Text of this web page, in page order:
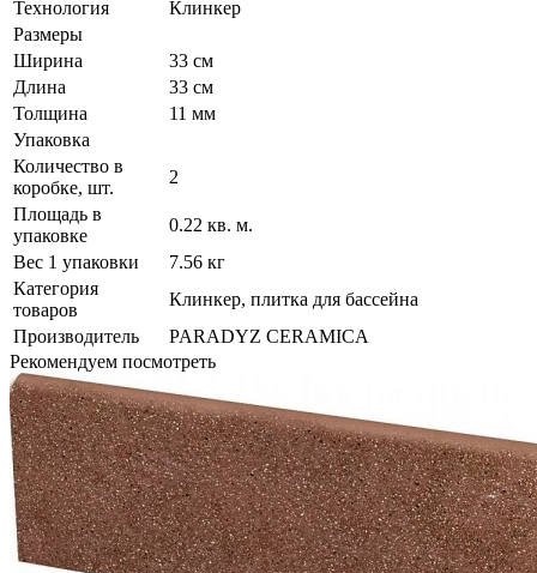
Технология
Клинкер
Размеры
Ширина
33 см
Длина
33 см
Толщина
11 мм
Упаковка
Количество в
коробке, шт.
2
Площадь в
упаковке
0.22 кв. м.
Вес 1 упаковки
7.56 кг
Категория
товаров
Клинкер, плитка для бассейна
Производитель
PARADYZ CERAMICA
Рекомендуем посмотреть